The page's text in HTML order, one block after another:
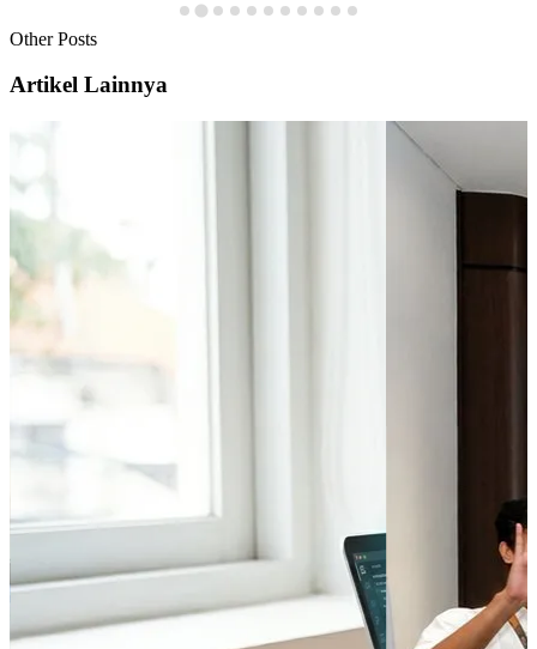
Other Posts
Artikel Lainnya